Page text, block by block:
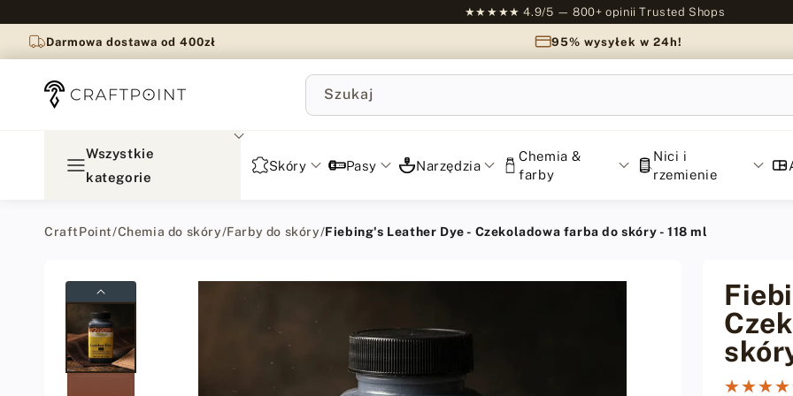
★★★★★ 4.9/5 — 800+ opinii Trusted Shops
Darmowa dostawa od 400zł 95% wysyłek w 24h!
Szukaj
Wszystkie
kategorie
Skóry Pasy Narzędzia
Chemia &
farby
Nici i
rzemienie
CraftPoint/Chemia do skóry/Farby do skóry/Fiebing's Leather Dye - Czekoladowa farba do skóry - 118 ml
do